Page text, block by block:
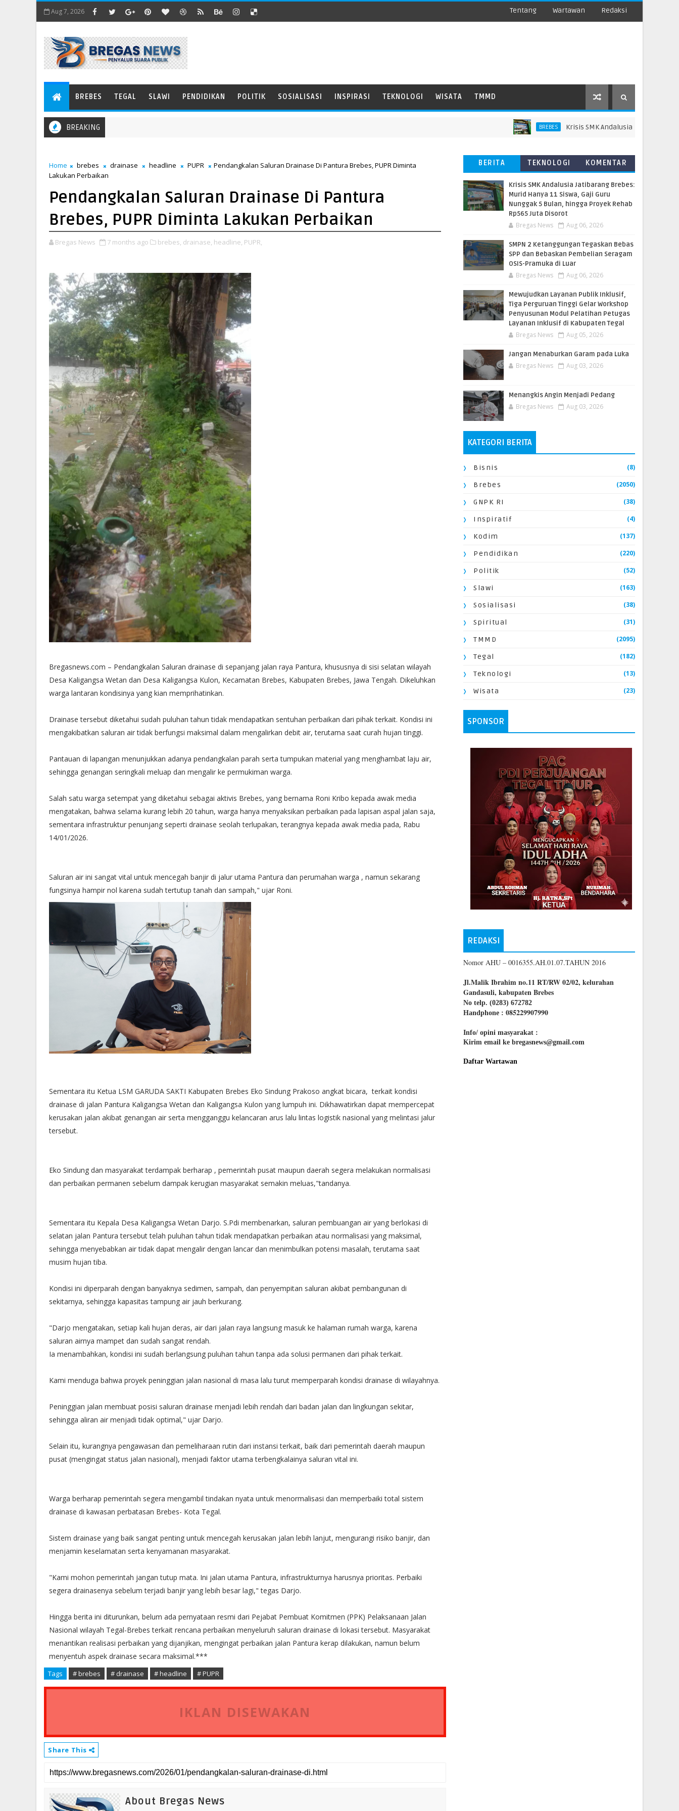
Aug 7, 2026 Tentang Wartawan Redaksi
BREBES TEGAL SLAWI PENDIDIKAN POLITIK SOSIALISASI INSPIRASI TEKNOLOGI WISATA TMMD
BREAKING BREBES Krisis SMK Andalusia Jatibarang Brebes:
Home brebes drainase headline PUPR
Pendangkalan Saluran Drainase Di Pantura Brebes, PUPR Diminta
Lakukan Perbaikan
Pendangkalan Saluran Drainase Di Pantura
Brebes, PUPR Diminta Lakukan Perbaikan
Bregas News 7 months ago brebes, drainase, headline, PUPR,
Bregasnews.com – Pendangkalan Saluran drainase di sepanjang jalan raya Pantura, khususnya di sisi selatan wilayah
Desa Kaligangsa Wetan dan Desa Kaligangsa Kulon, Kecamatan Brebes, Kabupaten Brebes, Jawa Tengah. Dikeluhkan
warga lantaran kondisinya yang kian memprihatinkan.
Drainase tersebut diketahui sudah puluhan tahun tidak mendapatkan sentuhan perbaikan dari pihak terkait. Kondisi ini
mengakibatkan saluran air tidak berfungsi maksimal dalam mengalirkan debit air, terutama saat curah hujan tinggi.
Pantauan di lapangan menunjukkan adanya pendangkalan parah serta tumpukan material yang menghambat laju air,
sehingga genangan seringkali meluap dan mengalir ke permukiman warga.
Salah satu warga setempat yang diketahui sebagai aktivis Brebes, yang bernama Roni Kribo kepada awak media
mengatakan, bahwa selama kurang lebih 20 tahun, warga hanya menyaksikan perbaikan pada lapisan aspal jalan saja,
sementara infrastruktur penunjang seperti drainase seolah terlupakan, terangnya kepada awak media pada, Rabu
14/01/2026.
Saluran air ini sangat vital untuk mencegah banjir di jalur utama Pantura dan perumahan warga , namun sekarang
fungsinya hampir nol karena sudah tertutup tanah dan sampah," ujar Roni.
Sementara itu Ketua LSM GARUDA SAKTI Kabupaten Brebes Eko Sindung Prakoso angkat bicara, terkait kondisi
drainase di jalan Pantura Kaligangsa Wetan dan Kaligangsa Kulon yang lumpuh ini. Dikhawatirkan dapat mempercepat
kerusakan jalan akibat genangan air serta mengganggu kelancaran arus lalu lintas logistik nasional yang melintasi jalur
tersebut.
Eko Sindung dan masyarakat terdampak berharap , pemerintah pusat maupun daerah segera melakukan normalisasi
dan perbaikan permanen sebelum dampak kerugian masyarakat semakin meluas,"tandanya.
Sementara itu Kepala Desa Kaligangsa Wetan Darjo. S.Pdi membenarkan, saluran pembuangan air yang berlokasi di
selatan jalan Pantura tersebut telah puluhan tahun tidak mendapatkan perbaikan atau normalisasi yang maksimal,
sehingga menyebabkan air tidak dapat mengalir dengan lancar dan menimbulkan potensi masalah, terutama saat
musim hujan tiba.
Kondisi ini diperparah dengan banyaknya sedimen, sampah, dan penyempitan saluran akibat pembangunan di
sekitarnya, sehingga kapasitas tampung air jauh berkurang.
"Darjo mengatakan, setiap kali hujan deras, air dari jalan raya langsung masuk ke halaman rumah warga, karena
saluran airnya mampet dan sudah sangat rendah.
Ia menambahkan, kondisi ini sudah berlangsung puluhan tahun tanpa ada solusi permanen dari pihak terkait.
Kami menduga bahwa proyek peninggian jalan nasional di masa lalu turut memperparah kondisi drainase di wilayahnya.
Peninggian jalan membuat posisi saluran drainase menjadi lebih rendah dari badan jalan dan lingkungan sekitar,
sehingga aliran air menjadi tidak optimal," ujar Darjo.
Selain itu, kurangnya pengawasan dan pemeliharaan rutin dari instansi terkait, baik dari pemerintah daerah maupun
pusat (mengingat status jalan nasional), menjadi faktor utama terbengkalainya saluran vital ini.
Warga berharap pemerintah segera mengambil tindakan nyata untuk menormalisasi dan memperbaiki total sistem
drainase di kawasan perbatasan Brebes- Kota Tegal.
Sistem drainase yang baik sangat penting untuk mencegah kerusakan jalan lebih lanjut, mengurangi risiko banjir, dan
menjamin keselamatan serta kenyamanan masyarakat.
"Kami mohon pemerintah jangan tutup mata. Ini jalan utama Pantura, infrastrukturnya harusnya prioritas. Perbaiki
segera drainasenya sebelum terjadi banjir yang lebih besar lagi," tegas Darjo.
Hingga berita ini diturunkan, belum ada pernyataan resmi dari Pejabat Pembuat Komitmen (PPK) Pelaksanaan Jalan
Nasional wilayah Tegal-Brebes terkait rencana perbaikan menyeluruh saluran drainase di lokasi tersebut. Masyarakat
menantikan realisasi perbaikan yang dijanjikan, mengingat perbaikan jalan Pantura kerap dilakukan, namun belum
menyentuh aspek drainase secara maksimal.***
Tags # brebes # drainase # headline # PUPR
IKLAN DISEWAKAN
Share This
About Bregas News
BERITA
TERBARU
TEKNOLOGI
KOMENTAR
Krisis SMK Andalusia Jatibarang Brebes:
Murid Hanya 11 Siswa, Gaji Guru
Nunggak 5 Bulan, hingga Proyek Rehab
Rp565 Juta Disorot
Bregas News Aug 06, 2026
SMPN 2 Ketanggungan Tegaskan Bebas
SPP dan Bebaskan Pembelian Seragam
OSIS-Pramuka di Luar
Bregas News Aug 06, 2026
​Mewujudkan Layanan Publik Inklusif,
Tiga Perguruan Tinggi Gelar Workshop
Penyusunan Modul Pelatihan Petugas
Layanan Inklusif di Kabupaten Tegal
Bregas News Aug 05, 2026
Jangan Menaburkan Garam pada Luka
Bregas News Aug 03, 2026
Menangkis Angin Menjadi Pedang
Bregas News Aug 03, 2026
KATEGORI BERITA
Bisnis (8)
Brebes (2050)
GNPK RI (38)
Inspiratif (4)
Kodim (137)
Pendidikan (220)
Politik (52)
Slawi (163)
Sosialisasi (38)
Spiritual (31)
TMMD (2095)
Tegal (182)
Teknologi (13)
Wisata (23)
SPONSOR
REDAKSI
Nomor AHU – 0016355.AH.01.07.TAHUN 2016
Jl.Malik Ibrahim no.11 RT/RW 02/02, kelurahan
Gandasuli, kabupaten Brebes
No telp. (0283) 672782
Handphone : 085229907990
Info/ opini masyarakat :
Kirim email ke bregasnews@gmail.com
Daftar Wartawan